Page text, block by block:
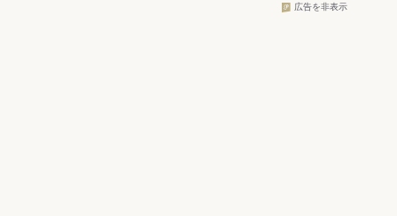
広告を非表示